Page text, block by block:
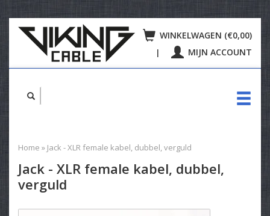
WINKELWAGEN (€0,00)
| MIJN ACCOUNT
Home » Jack - XLR female kabel, dubbel, verguld
Jack - XLR female kabel, dubbel,
verguld